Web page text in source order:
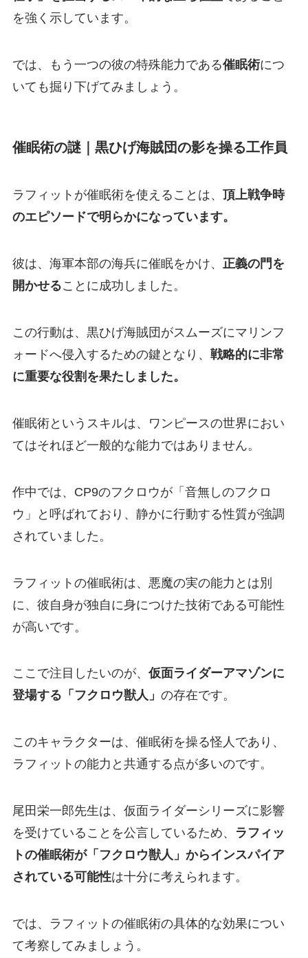
を強く示しています。
では、もう一つの彼の特殊能力である催眠術につ
いても掘り下げてみましょう。
催眠術の謎｜黒ひげ海賊団の影を操る工作員
ラフィットが催眠術を使えることは、 頂上戦争時
のエピソードで明らかになっています。
彼は、海軍本部の海兵に催眠をかけ、 正義の門を
開かせることに成功しました。
この行動は、黒ひげ海賊団がスムーズにマリンフ
ォードへ侵入するための鍵となり、 戦略的に非常
に重要な役割を果たしました。
催眠術というスキルは、ワンピースの世界におい
てはそれほど一般的な能力ではありません。
作中では、CP9のフクロウが「音無しのフクロ
ウ」と呼ばれており、静かに行動する性質が強調
されていました。
ラフィットの催眠術は、悪魔の実の能力とは別
に、彼自身が独自に身につけた技術である可能性
が高いです。
ここで注目したいのが、 仮面ライダーアマゾンに
登場する「フクロウ獣人」 の存在です。
このキャラクターは、催眠術を操る怪人であり、
ラフィットの能力と共通する点が多いのです。
尾田栄一郎先生は、仮面ライダーシリーズに影響
を受けていることを公言しているため、
ラフィッ
トの催眠術が「フクロウ獣人」からインスパイア
されている可能性は十分に考えられます。
では、ラフィットの催眠術の具体的な効果につい
て考察してみましょう。